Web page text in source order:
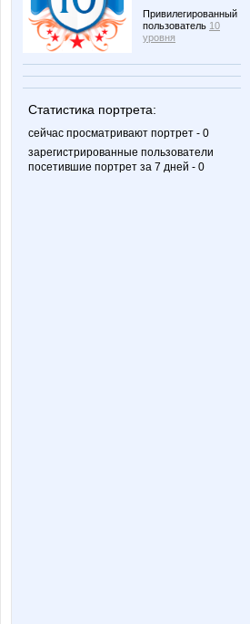
Привилегированный
пользователь 10
уровня
Статистика портрета:
сейчас просматривают портрет - 0
зарегистрированные пользователи
посетившие портрет за 7 дней - 0